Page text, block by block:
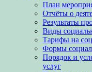
План
Отчёты о
Результаты
Виды
Тарифы на
Формы
Порядок и
услуг